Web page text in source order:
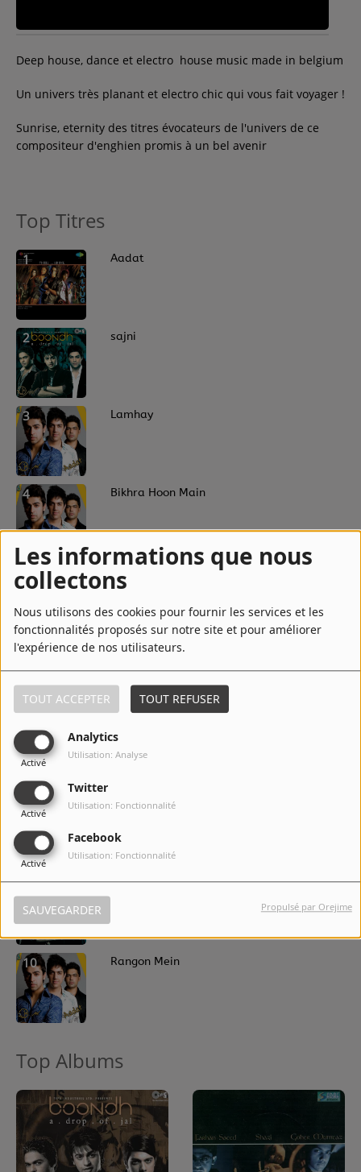
Les informations que nous
collectons
Nous utilisons des cookies pour fournir les services et les
fonctionnalités proposés sur notre site et pour améliorer
l'expérience de nos utilisateurs.
TOUT ACCEPTER TOUT REFUSER
Analytics
Activé
Utilisation: Analyse
Twitter
Activé
Utilisation: Fonctionnalité
Facebook
Activé
Utilisation: Fonctionnalité
SAUVEGARDER Propulsé par Orejime
Deep house, dance et electro house music made in belgium
Un univers très planant et electro chic qui vous fait voyager !
Sunrise, eternity des titres évocateurs de l'univers de ce
compositeur d'enghien promis à un bel avenir
Top Titres
1 Aadat
2 sajni
3 Lamhay
4 Bikhra Hoon Main
5
6 Ik Din Aye Ga
7
8 Panchi
9 Chup Chup
10 Rangon Mein
Top Albums